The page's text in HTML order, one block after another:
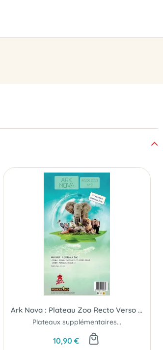
Ark Nova : Plateau Zoo Recto Verso #2
Plateaux supplémentaires...
10,90 €